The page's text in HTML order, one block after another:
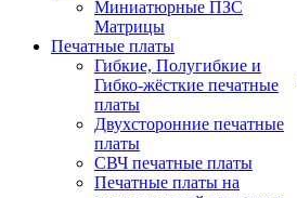
Миниатюрные ПЗС
Матрицы
Печатные платы
Гибкие, Полугибкие и
Гибко-жёсткие печатные
платы
Двухсторонние печатные
платы
СВЧ печатные платы
Печатные платы на